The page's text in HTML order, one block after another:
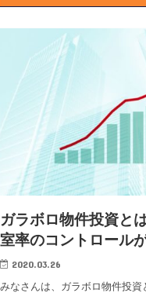
ガラボロ物件投資と
室率のコントロール
2020.03.26
みなさんは、ガラボロ物件投